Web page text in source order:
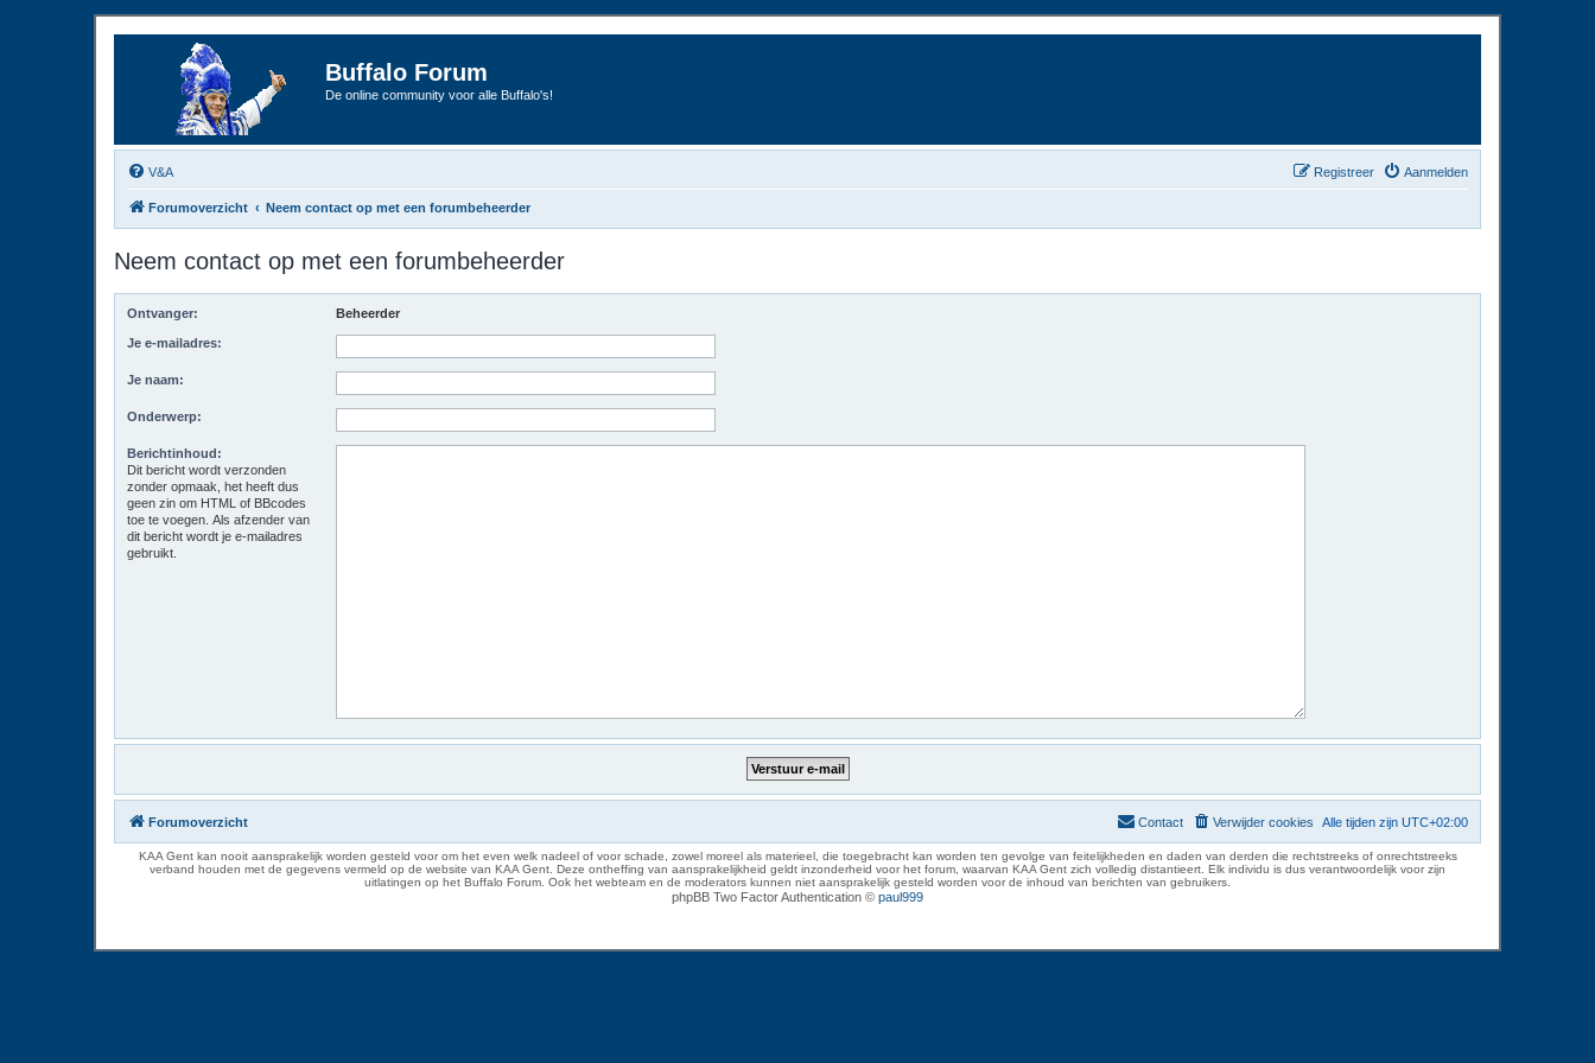
Buffalo Forum
De online community voor alle Buffalo's!
V&A Aanmelden
Registreer
Forumoverzicht Neem contact op met een forumbeheerder
Neem contact op met een forumbeheerder
Ontvanger: Beheerder
Je e-mailadres:
Je naam:
Onderwerp:
Berichtinhoud:
Dit bericht wordt verzonden
zonder opmaak, het heeft dus
geen zin om HTML of BBcodes
toe te voegen. Als afzender van
dit bericht wordt je e-mailadres
gebruikt.
Forumoverzicht Alle tijden zijn UTC+02:00
Verwijder cookies
Contact
KAA Gent kan nooit aansprakelijk worden gesteld voor om het even welk nadeel of voor schade, zowel moreel als materieel, die toegebracht kan worden ten gevolge van feitelijkheden en daden van derden die rechtstreeks of onrechtstreeks
verband houden met de gegevens vermeld op de website van KAA Gent. Deze ontheffing van aansprakelijkheid geldt inzonderheid voor het forum, waarvan KAA Gent zich volledig distantieert. Elk individu is dus verantwoordelijk voor zijn
uitlatingen op het Buffalo Forum. Ook het webteam en de moderators kunnen niet aansprakelijk gesteld worden voor de inhoud van berichten van gebruikers.
phpBB Two Factor Authentication © paul999